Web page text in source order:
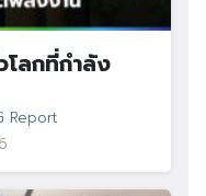
โลกที่กำลัง
Report